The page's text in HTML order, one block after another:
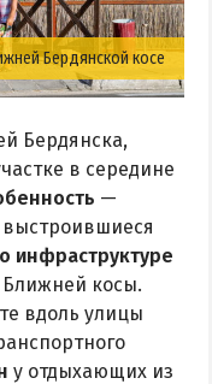
Бердянской косе
Бердянска,
в середине
—
выстроившиеся
инфраструктуре
косы.
вдоль улицы
у отдыхающих из